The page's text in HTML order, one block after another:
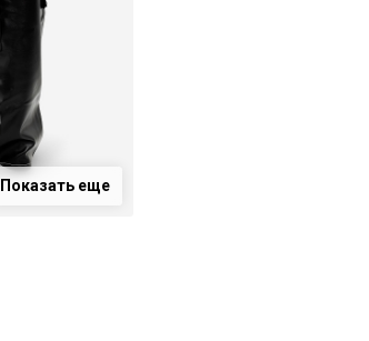
Показать еще